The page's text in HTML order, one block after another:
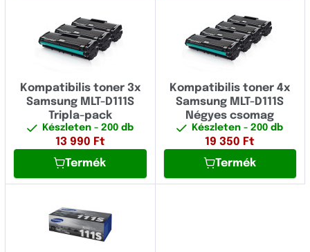
Kompatibilis toner 3x
Samsung MLT-D111S
Tripla-pack
Készleten - 200 db
13 990 Ft
Termék
Kompatibilis toner 4x
Samsung MLT-D111S
Négyes csomag
Készleten- 200 db
19 350 Ft
Termék